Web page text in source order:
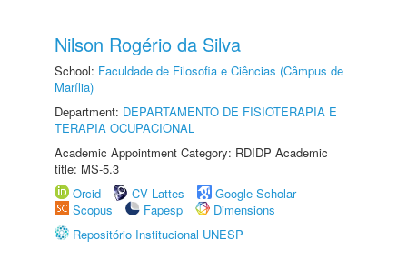
Nilson Rogério da Silva
School: Faculdade de Filosofia e Ciências (Câmpus de
Marília)
Department: DEPARTAMENTO DE FISIOTERAPIA E
TERAPIA OCUPACIONAL
Academic Appointment Category: RDIDP Academic
title: MS-5.3
Orcid
CV Lattes
Google Scholar
Scopus
Fapesp
Dimensions
Repositório Institucional UNESP